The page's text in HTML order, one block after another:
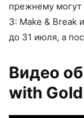
прежнему могут
3: Make & Break
до 31 июля, а
Видео
with Gold